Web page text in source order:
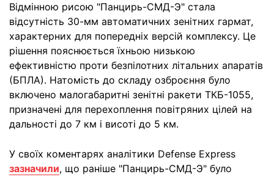
Відмінною рисою "Панцирь-СМД-Э" стала
відсутність 30-мм автоматичних зенітних гармат,
характерних для попередніх версій комплексу. Це
рішення пояснюється їхньою низькою
ефективністю проти безпілотних літальних апаратів
(БПЛА). Натомість до складу озброєння було
включено малогабаритні зенітні ракети ТКБ-1055,
призначені для перехоплення повітряних цілей на
дальності до 7 км і висоті до 5 км.
У своїх коментарях аналітики Defense Express
зазначили, що раніше "Панцирь-СМД-Э" було